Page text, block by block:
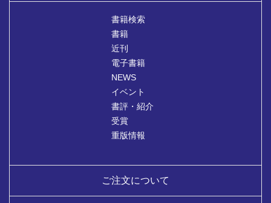
書籍検索
書籍
近刊
電子書籍
NEWS
イベント
書評・紹介
受賞
重版情報
ご注文について